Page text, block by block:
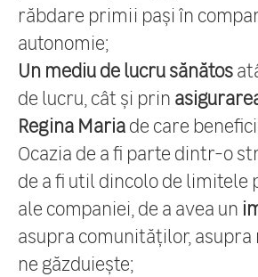
răbdare primii pași în
autonomie;
Un mediu de lucru sănătos
de lucru, cât și prin
Regina Mariade care
Ocazia de a fi parte dintr-o
de a fi util dincolo de limitele
ale companiei, de a avea un
asupra comunităților, asupra
ne găzduiește;